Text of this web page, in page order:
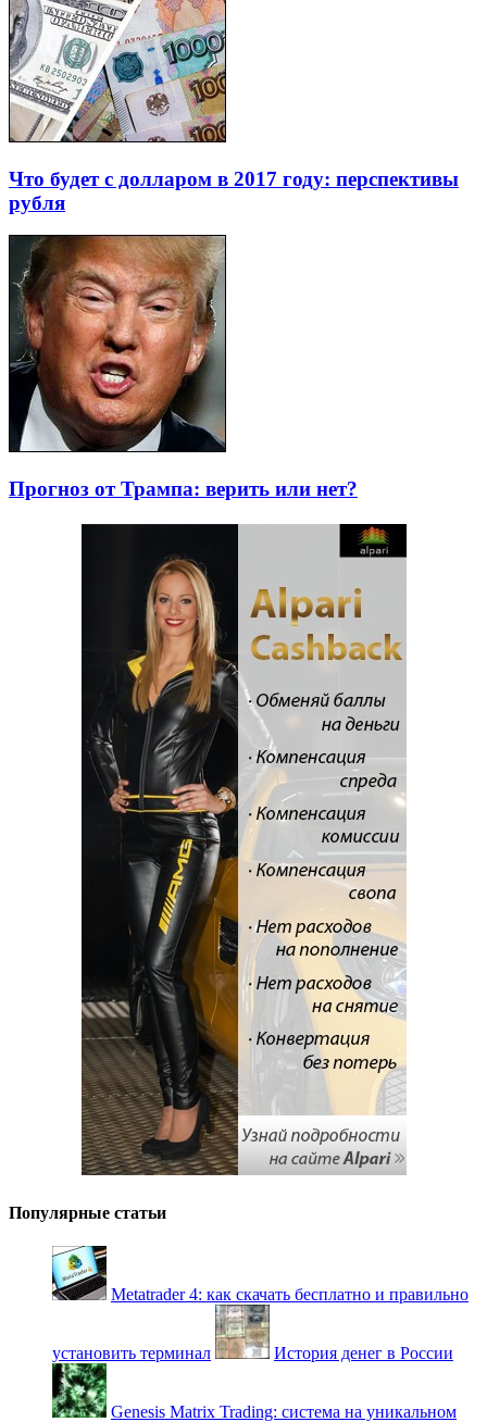
Что будет с долларом в 2017 году: перспективы
рубля
Прогноз от Трампа: верить или нет?
Популярные статьи
Metatrader 4: как скачать бесплатно и правильно
установить терминал История денег в России
Genesis Matrix Trading: система на уникальном